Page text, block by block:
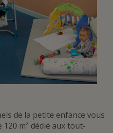
de la petite enfance vous
120 m² dédié aux tout-